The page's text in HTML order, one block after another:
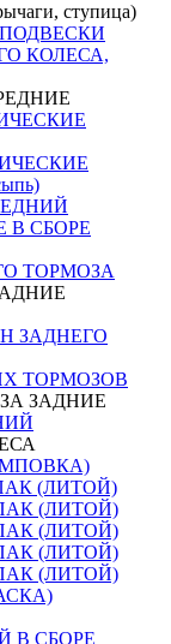
ступица)
ПОДВЕСКИ
КОЛЕСА,
В СБОРЕ
ТОРМОЗА
ЗАДНЕГО
ТОРМОЗОВ
ЗАДНИЕ
(ЛИТОЙ)
(ЛИТОЙ)
(ЛИТОЙ)
(ЛИТОЙ)
(ЛИТОЙ)
В СБОРЕ